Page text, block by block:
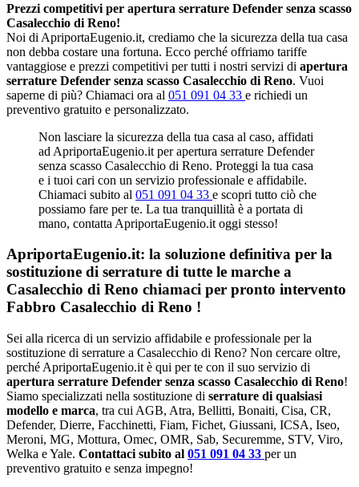
Prezzi competitivi per apertura serrature Defender senza scasso
Casalecchio di Reno!
Noi di ApriportaEugenio.it, crediamo che la sicurezza della tua casa
non debba costare una fortuna. Ecco perché offriamo tariffe
vantaggiose e prezzi competitivi per tutti i nostri servizi di apertura
serrature Defender senza scasso Casalecchio di Reno. Vuoi
saperne di più? Chiamaci ora al 051 091 04 33 e richiedi un
preventivo gratuito e personalizzato.
Non lasciare la sicurezza della tua casa al caso, affidati
ad ApriportaEugenio.it per apertura serrature Defender
senza scasso Casalecchio di Reno. Proteggi la tua casa
e i tuoi cari con un servizio professionale e affidabile.
Chiamaci subito al 051 091 04 33 e scopri tutto ciò che
possiamo fare per te. La tua tranquillità è a portata di
mano, contatta ApriportaEugenio.it oggi stesso!
ApriportaEugenio.it: la soluzione definitiva per la
sostituzione di serrature di tutte le marche a
Casalecchio di Reno chiamaci per pronto intervento
Fabbro Casalecchio di Reno !
Sei alla ricerca di un servizio affidabile e professionale per la
sostituzione di serrature a Casalecchio di Reno? Non cercare oltre,
perché ApriportaEugenio.it è qui per te con il suo servizio di
apertura serrature Defender senza scasso Casalecchio di Reno!
Siamo specializzati nella sostituzione di serrature di qualsiasi
modello e marca, tra cui AGB, Atra, Bellitti, Bonaiti, Cisa, CR,
Defender, Dierre, Facchinetti, Fiam, Fichet, Giussani, ICSA, Iseo,
Meroni, MG, Mottura, Omec, OMR, Sab, Securemme, STV, Viro,
Welka e Yale. Contattaci subito al 051 091 04 33 per un
preventivo gratuito e senza impegno!